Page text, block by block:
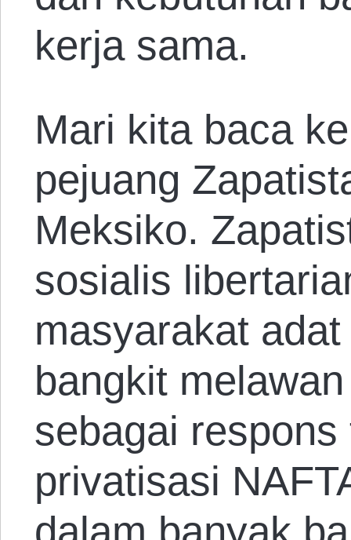
kerja sama.
Mari kita baca
pejuang
Meksiko.
sosialis
masyarakat
bangkit
sebagai
privatisasi